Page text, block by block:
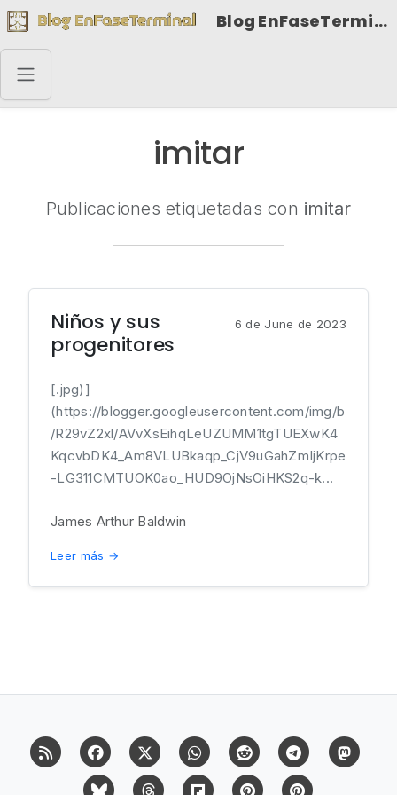
Blog EnFaseTerminal
imitar
Publicaciones etiquetadas con imitar
Niños y sus
progenitores
6 de June de 2023
[.jpg)]
(https://blogger.googleusercontent.com/img/b
/R29vZ2xl/AVvXsEihqLeUZUMM1tgTUEXwK4
KqcvbDK4_Am8VLUBkaqp_CjV9uGahZmIjKrpe
-LG311CMTUOK0ao_HUD9OjNsOiHKS2q-k...
James Arthur Baldwin
Leer más →
RSS FacebookX (Twitter)Whatsapp Reddit Telegram
Bluesky Threads Flipboard Pinterest